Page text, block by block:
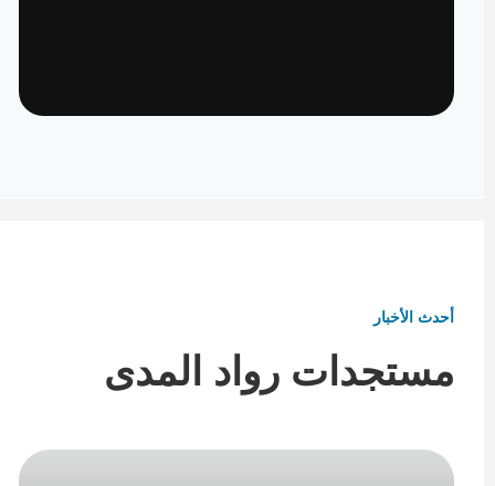
أحدث الأخبار
مستجدات رواد المدى